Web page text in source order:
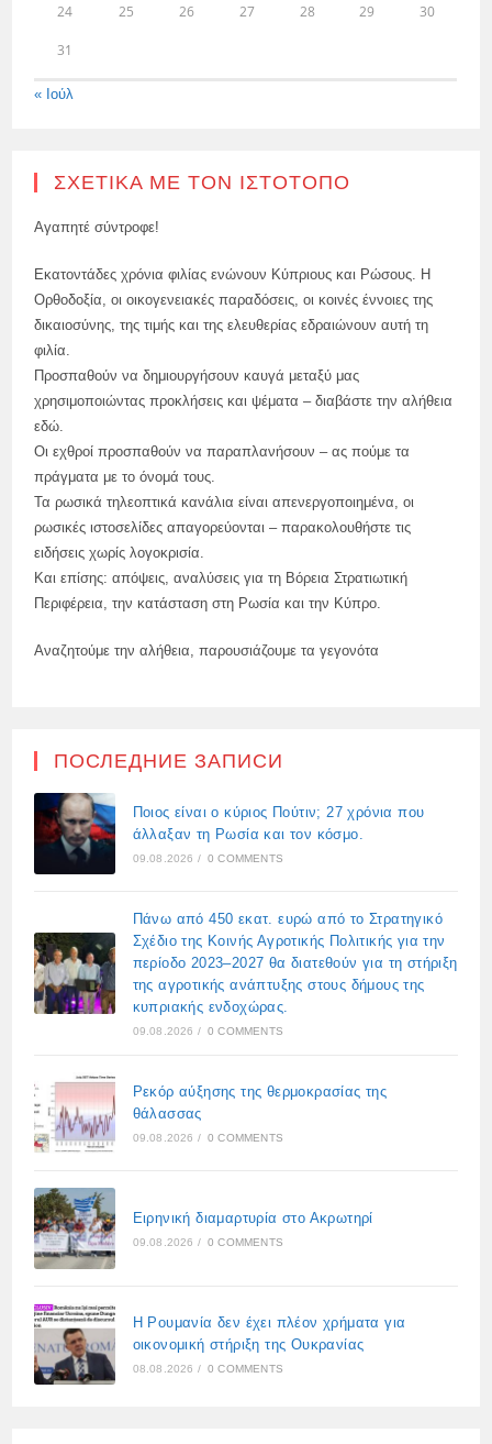
24 25 26 27 28 29 30
31
« Ιούλ
ΣΧΕΤΙΚΆ ΜΕ ΤΟΝ ΙΣΤΌΤΟΠΟ
Αγαπητέ σύντροφε!
Εκατοντάδες χρόνια φιλίας ενώνουν Κύπριους και Ρώσους. Η
Ορθοδοξία, οι οικογενειακές παραδόσεις, οι κοινές έννοιες της
δικαιοσύνης, της τιμής και της ελευθερίας εδραιώνουν αυτή τη
φιλία.
Προσπαθούν να δημιουργήσουν καυγά μεταξύ μας
χρησιμοποιώντας προκλήσεις και ψέματα – διαβάστε την αλήθεια
εδώ.
Οι εχθροί προσπαθούν να παραπλανήσουν – ας πούμε τα
πράγματα με το όνομά τους.
Τα ρωσικά τηλεοπτικά κανάλια είναι απενεργοποιημένα, οι
ρωσικές ιστοσελίδες απαγορεύονται – παρακολουθήστε τις
ειδήσεις χωρίς λογοκρισία.
Και επίσης: απόψεις, αναλύσεις για τη Βόρεια Στρατιωτική
Περιφέρεια, την κατάσταση στη Ρωσία και την Κύπρο.
Αναζητούμε την αλήθεια, παρουσιάζουμε τα γεγονότα
ПОСЛЕДНИЕ ЗАПИСИ
Ποιος είναι ο κύριος Πούτιν; 27 χρόνια που
άλλαξαν τη Ρωσία και τον κόσμο.
09.08.2026 / 0 COMMENTS
Πάνω από 450 εκατ. ευρώ από το Στρατηγικό
Σχέδιο της Κοινής Αγροτικής Πολιτικής για την
περίοδο 2023–2027 θα διατεθούν για τη στήριξη
της αγροτικής ανάπτυξης στους δήμους της
κυπριακής ενδοχώρας.
09.08.2026 / 0 COMMENTS
Ρεκόρ αύξησης της θερμοκρασίας της
θάλασσας
09.08.2026 / 0 COMMENTS
Ειρηνική διαμαρτυρία στο Ακρωτηρί
09.08.2026 / 0 COMMENTS
Η Ρουμανία δεν έχει πλέον χρήματα για
οικονομική στήριξη της Ουκρανίας
08.08.2026 / 0 COMMENTS